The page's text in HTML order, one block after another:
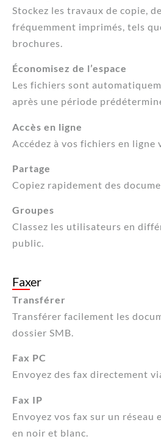
Stockez les travaux de copie,
fréquemment imprimés, tels
brochures.
Économisez de l’espace
Les fichiers sont
après une période
Accès en ligne
Accédez à vos fichiers en
Partage
Copiez rapidement des
Groupes
Classez les utilisateurs en
public.
Faxer
Transférer
Transférer facilement les
dossier SMB.
Fax PC
Envoyez des fax directement
Fax IP
Envoyez vos fax sur un
en noir et blanc.